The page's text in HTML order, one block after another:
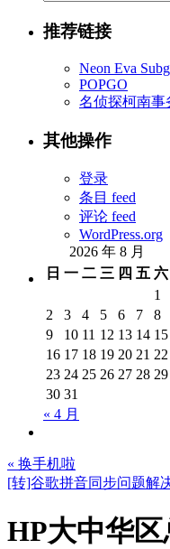
推荐链接
Neon Eva
POPGO
名侦探柯南事
其他操作
登录
条目 feed
评论 feed
WordPress.org
2026 年 8 月
日 一 二 三 四 五 六
1
2
3 4 5 6 7
8
9
10 11 12 13 14 15
16 17 18 19 20 21 22
23 24 25 26 27 28 29
30 31
« 4 月
« 换手机啦
[转]谷歌拼音同步问题解
HP大中华